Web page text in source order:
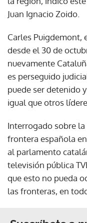
Juan Ignacio Zoido.
Carles Puigdemont,
desde el 30 de
nuevamente
es perseguido
puede ser detenido
igual que otros
Interrogado sobre
frontera española
al parlamento
televisión pública
que esto no pueda
las fronteras, en